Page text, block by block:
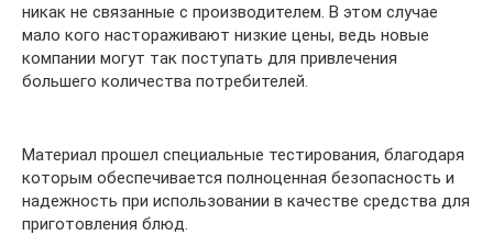
никак не связанные с производителем. В этом случае
мало кого настораживают низкие цены, ведь новые
компании могут так поступать для привлечения
большего количества потребителей.
Материал прошел специальные тестирования, благодаря
которым обеспечивается полноценная безопасность и
надежность при использовании в качестве средства для
приготовления блюд.